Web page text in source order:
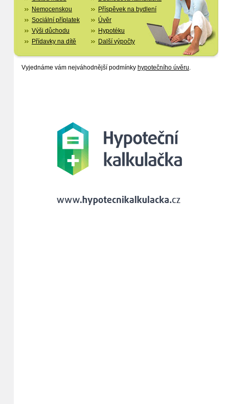
Nemocenskou
Sociální příplatek
Výši důchodu
Přídavky na dítě
Příspěvek na bydlení
Úvěr
Hypotéku
Další výpočty
Vyjednáme vám nejváhodnější podmínky hypotečního úvěru.